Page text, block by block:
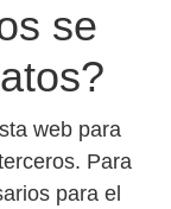
se
web para
Para
para el